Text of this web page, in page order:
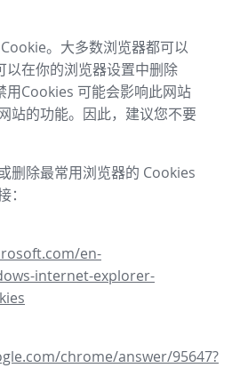
。大多数浏览器都可以
以在你的浏览器设置中删除
用Cookies 可能会影响此网站
站的功能。因此，建议您不要
删除最常用浏览器的 Cookies
en-
internet-explorer-
chrome/answer/95647?